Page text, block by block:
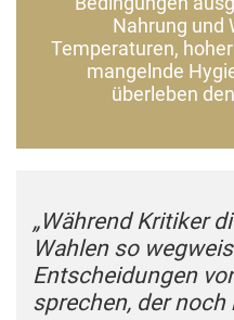
Nahrung und
Temperaturen,
mangelnde
überleben
„Während Kritiker
Wahlen so
Entscheidungen
sprechen, der